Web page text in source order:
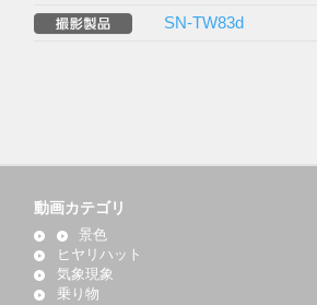
SN-TW83d
動画カテゴリ
景色
ヒヤリハット
気象現象
乗り物